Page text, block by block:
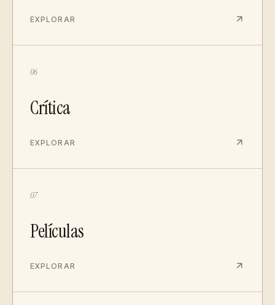
EXPLORAR
06
Crítica
EXPLORAR
07
Películas
EXPLORAR